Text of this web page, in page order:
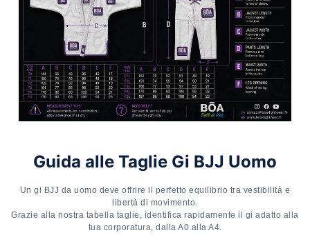
Guida alle Taglie Gi BJJ Uomo
Un gi BJJ da uomo deve offrire il perfetto equilibrio tra vestibilità e
libertà di movimento.
Grazie alla nostra tabella taglie, identifica rapidamente il gi adatto alla
tua corporatura, dalla A0 alla A4.